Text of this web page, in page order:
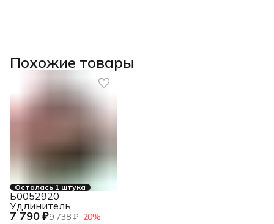
Похожие товары
Осталась 1 штука
7 790 ₽9 738 ₽−20%
Б0052920
Удлинитель
силовой RMx-4es-